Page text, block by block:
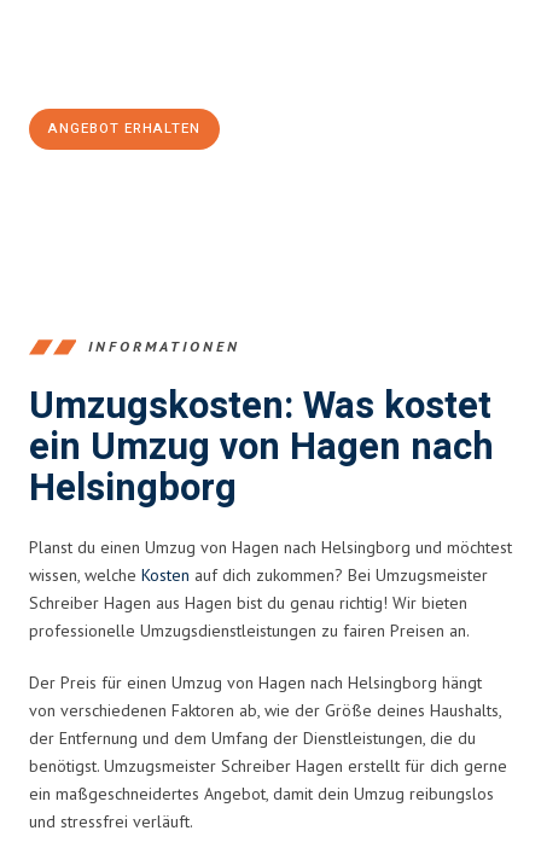
ANGEBOT ERHALTEN
INFORMATIONEN
Umzugskosten: Was kostet
ein Umzug von Hagen nach
Helsingborg
Planst du einen Umzug von Hagen nach Helsingborg und möchtest
wissen, welche Kosten auf dich zukommen? Bei Umzugsmeister
Schreiber Hagen aus Hagen bist du genau richtig! Wir bieten
professionelle Umzugsdienstleistungen zu fairen Preisen an.
Der Preis für einen Umzug von Hagen nach Helsingborg hängt
von verschiedenen Faktoren ab, wie der Größe deines Haushalts,
der Entfernung und dem Umfang der Dienstleistungen, die du
benötigst. Umzugsmeister Schreiber Hagen erstellt für dich gerne
ein maßgeschneidertes Angebot, damit dein Umzug reibungslos
und stressfrei verläuft.